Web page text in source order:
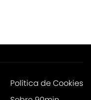
Política de Cookies